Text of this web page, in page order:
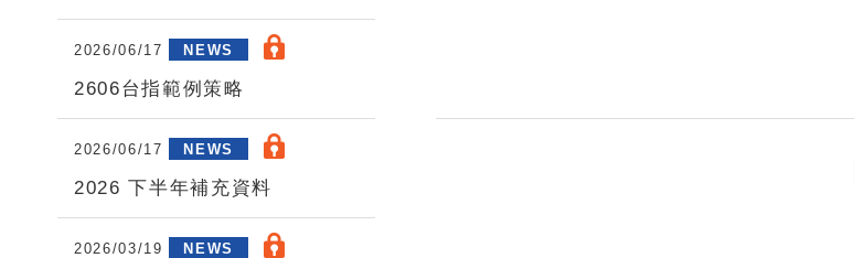
2026/06/17 NEWS
2606台指範例策略
2026/06/17 NEWS
2026 下半年補充資料
2026/03/19 NEWS